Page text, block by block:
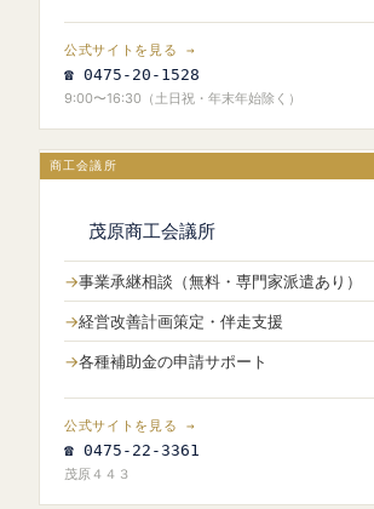
公式サイトを見る →
☎ 0475-20-1528
9:00〜16:30（土日祝・年末年始除く）
商工会議所
茂原商工会議所
事業承継相談（無料・専門家派遣あり）
経営改善計画策定・伴走支援
各種補助金の申請サポート
公式サイトを見る →
☎ 0475-22-3361
茂原４４３